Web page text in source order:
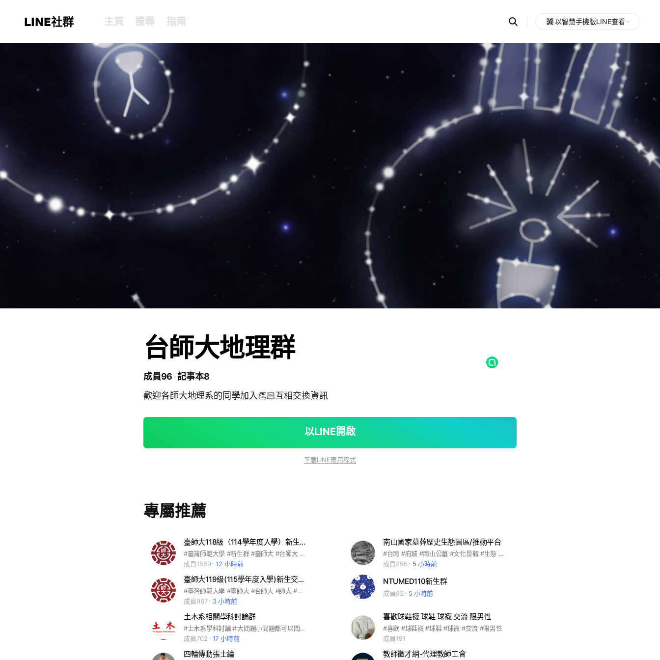
LINE社群 主頁 搜尋 指南 Search
OpenChats
messages
search
以智慧手機版LINE查看
台師大地理群
成員96 記事本8
歡迎各師大地理系的同學加入👏🏻互相交換資訊
以LINE開啟
下載LINE應用程式
專屬推薦
臺師大118級（114學年度入學）新生交流群
#臺灣師範大學 #新生群 #臺師大 #台師大 #118級 #114學年度
成員1589
12 小時前
南山國家墓葬歷史生態園區/推動平台
#台南 #府城 #南山公墓 #文化景觀 #生態 #文化資產 #歷史 #建築
成員296
5 小時前
臺師大119級(115學年度入學)新生交流群
#臺灣師範大學 #臺師大 #台師大 #師大 #新生 #119級 #115學年度
成員987
3 小時前
NTUMED110新生群
成員92 5 小時前
土木系相關學科討論群
#土木系學科討論＃大問題小問題都可以問＃高中＃大學＃國考
成員702
17 小時前
喜歡球鞋襪 球鞋 球襪 交流 限男性
#喜歡 #球鞋襪 #球鞋 #球襪 #交流 #限男性
成員191
四輪傳動張士綸 教師徵才網-代理教師工會